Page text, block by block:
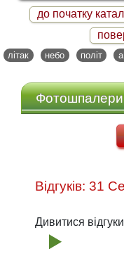
до початку
літак небо політ
Фотошпалери
Дивитися відгуки